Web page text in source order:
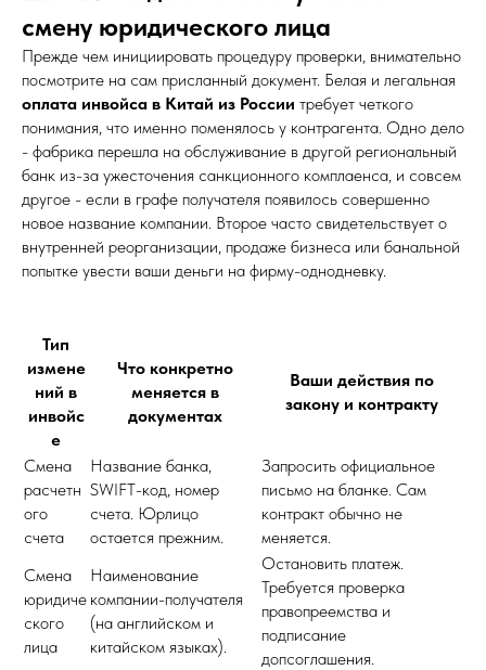
смену юридического лица
Прежде чем инициировать процедуру проверки, внимательно
посмотрите на сам присланный документ. Белая и легальная
оплата инвойса в Китай из России требует четкого
понимания, что именно поменялось у контрагента. Одно дело
- фабрика перешла на обслуживание в другой региональный
банк из-за ужесточения санкционного комплаенса, и совсем
другое - если в графе получателя появилось совершенно
новое название компании. Второе часто свидетельствует о
внутренней реорганизации, продаже бизнеса или банальной
попытке увести ваши деньги на фирму-однодневку.
Тип
измене
ний в
инвойс
е
Что конкретно
меняется в
документах
Ваши действия по
закону и контракту
Смена
расчетн
ого
счета
Название банка,
SWIFT-код, номер
счета. Юрлицо
остается прежним.
Запросить официальное
письмо на бланке. Сам
контракт обычно не
меняется.
Смена
юридиче
ского
лица
Наименование
компании-получателя
(на английском и
китайском языках).
Остановить платеж.
Требуется проверка
правопреемства и
подписание
допсоглашения.